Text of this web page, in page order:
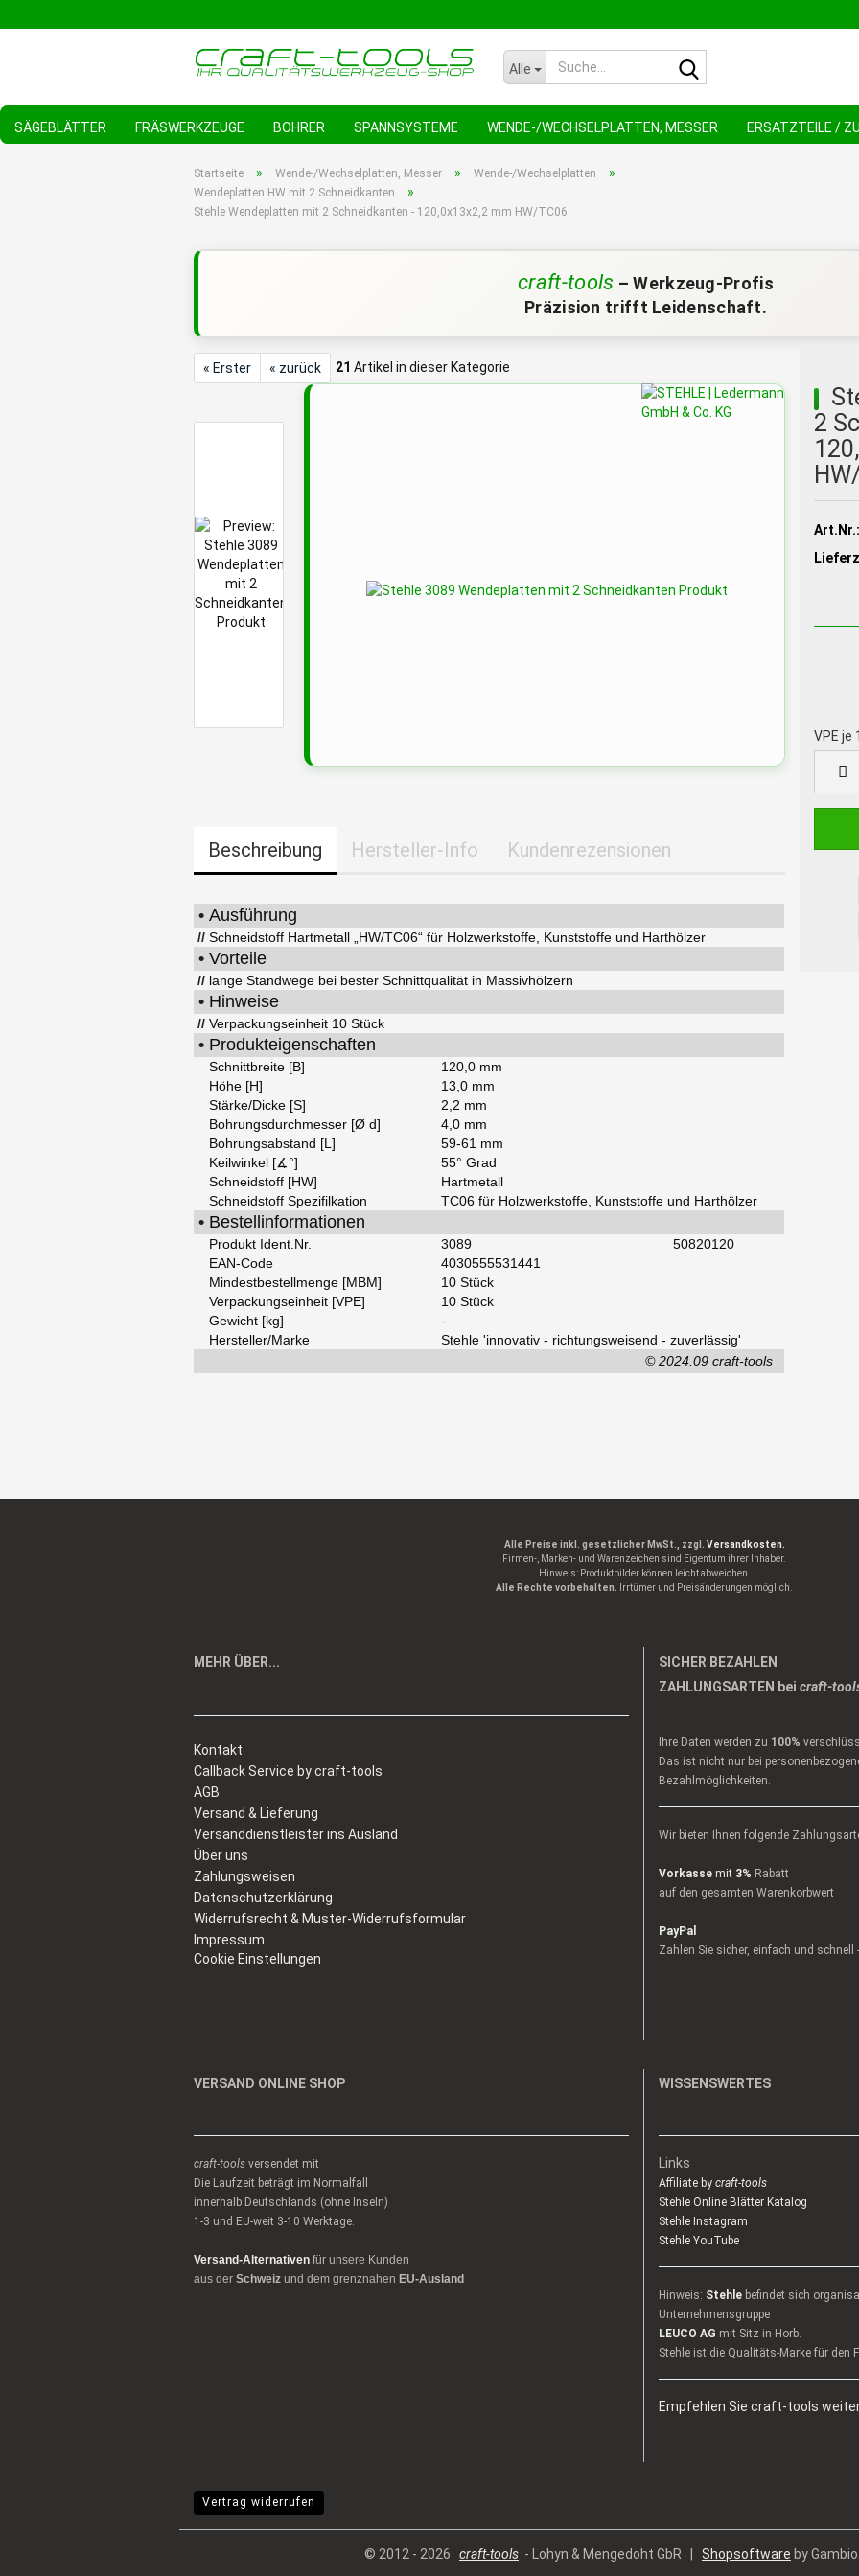
Alle
SÄGEBLÄTTER FRÄSWERKZEUGE BOHRER SPANNSYSTEME WENDE-/WECHSELPLATTEN, MESSER ERSATZTEILE /
Startseite » Wende-/Wechselplatten, Messer » Wende-/Wechselplatten »
Wendeplatten HW mit 2 Schneidkanten »
Stehle Wendeplatten mit 2 Schneidkanten - 120,0x13x2,2 mm HW/TC06
craft-tools – Werkzeug-Profis
Präzision trifft Leidenschaft.
« Erster « zurück 21 Artikel in dieser Kategorie
2
Art.Nr.:
VPE je
10
Beschreibung Hersteller-Info Kundenrezensionen
• Ausführung
// Schneidstoff Hartmetall „HW/TC06“ für Holzwerkstoffe, Kunststoffe und Harthölzer
• Vorteile
// lange Standwege bei bester Schnittqualität in Massivhölzern
• Hinweise
// Verpackungseinheit 10 Stück
• Produkteigenschaften
Schnittbreite [B]
120,0 mm
Höhe [H]
13,0 mm
Stärke/Dicke [S]
2,2 mm
Bohrungsdurchmesser [Ø d]
4,0 mm
Bohrungsabstand [L]
59-61 mm
Keilwinkel [∡°]
55° Grad
Schneidstoff [HW]
Hartmetall
Schneidstoff Spezifilkation
TC06 für Holzwerkstoffe, Kunststoffe und Harthölzer
• Bestellinformationen
Produkt Ident.Nr. 3089
50820120
EAN-Code
4030555531441
Mindestbestellmenge [MBM]
10 Stück
Verpackungseinheit [VPE]
10 Stück
Gewicht [kg]
-
Hersteller/Marke
Stehle 'innovativ - richtungsweisend - zuverlässig'
© 2024.09 craft-tools
Alle Preise inkl. gesetzlicher MwSt., zzgl. Versandkosten.
Firmen-, Marken- und Warenzeichen sind Eigentum ihrer Inhaber.
Hinweis: Produktbilder können leicht abweichen.
Alle Rechte vorbehalten.
Irrtümer und Preisänderungen möglich.
MEHR ÜBER...
Kontakt
Callback Service by craft-tools
AGB
Versand & Lieferung
Versanddienstleister ins Ausland
Über uns
Zahlungsweisen
Datenschutzerklärung
Widerrufsrecht & Muster-Widerrufsformular
Impressum
Cookie Einstellungen
SICHER BEZAHLEN
ZAHLUNGSARTEN bei craft-
Ihre Daten werden zu 100%
Das ist nicht nur bei
Bezahlmöglichkeiten.
Wir bieten Ihnen folgende
Vorkasse mit 3% Rabatt
auf den gesamten Warenkorbwert
PayPal
Zahlen Sie sicher, einfach und schnell
VERSAND ONLINE SHOP
craft-tools versendet mit
Die Laufzeit beträgt im Normalfall
innerhalb Deutschlands (ohne Inseln)
1-3 und EU-weit 3-10 Werktage.
Versand-Alternativen für unsere Kunden
aus der Schweiz und dem grenznahen EU-Ausland
WISSENSWERTES
Links
Affiliate by craft-tools
Stehle Online Blätter Katalog
Stehle Instagram
Stehle YouTube
Hinweis: Stehle befindet sich
Unternehmensgruppe
LEUCO AG mit Sitz in Horb.
Stehle ist die Qualitäts-Marke für den
Empfehlen Sie craft-tools
Vertrag widerrufen
© 2012 - 2026 craft-tools - Lohyn & Mengedoht GbR | Shopsoftware by